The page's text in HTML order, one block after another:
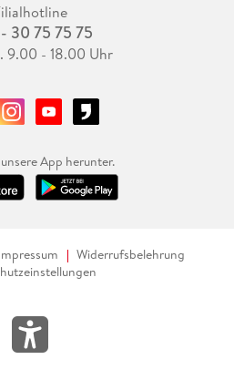
30 75 75 75
9.00 - 18.00 Uhr
App herunter.
Widerrufsbelehrung